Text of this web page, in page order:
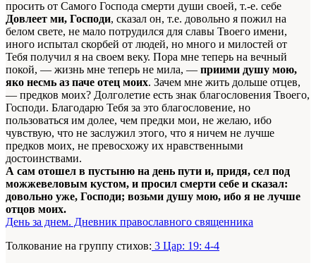
просить от Самого Господа смерти души своей, т.-е. себе
Довлеет ми, Господи, сказал он, т.е. довольно я пожил на
белом свете, не мало потрудился для славы Твоего имени,
иного испытал скорбей от людей, но много и милостей от
Тебя получил я на своем веку. Пора мне теперь на вечный
покой, — жизнь мне теперь не мила, — приими душу мою,
яко несмь аз паче отец моих. Зачем мне жить дольше отцев,
— предков моих? Долголетие есть знак благословения Твоего,
Господи. Благодарю Тебя за это благословение, но
пользоваться им долее, чем предки мои, не желаю, ибо
чувствую, что не заслужил этого, что я ничем не лучше
предков моих, не превосхожу их нравственными
достоинствами.
А сам отошел в пустыню на день пути и, придя, сел под
можжевеловым кустом, и просил смерти себе и сказал:
довольно уже, Господи; возьми душу мою, ибо я не лучше
отцов моих.
День за днем. Дневник православного священника
Толкование на группу стихов: 3 Цар: 19: 4-4